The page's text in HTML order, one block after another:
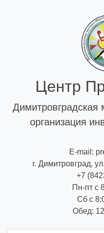
Центр
Димитровградская
организация
E-mail:
г. Димитровград,
+7
Пн-пт с
Сб с
Обед: